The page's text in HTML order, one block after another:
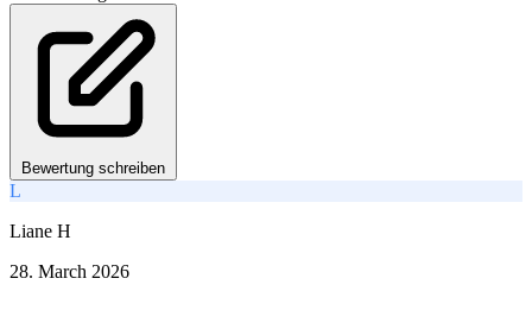
Bewertung schreiben
L
Liane H
28. March 2026